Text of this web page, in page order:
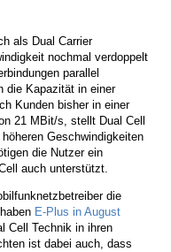
als Dual Carrier
nochmal verdoppelt
parallel
die Kapazität in einer
Kunden bisher in einer
21 MBit/s, stellt Dual Cell
Geschwindigkeiten
die Nutzer ein
auch unterstützt.
die
E-Plus in August
Cell Technik in ihren
ist dabei auch, dass